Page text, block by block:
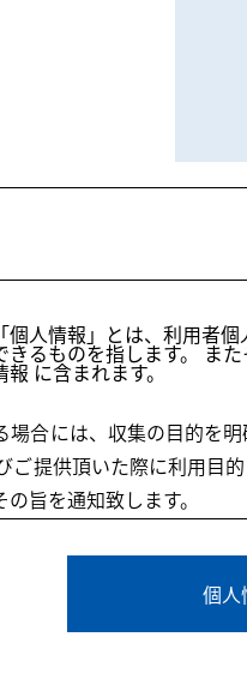
人情報」とは、利用者
るものを指します。 ま
に含まれます。
合には、収集の目的を
ご提供頂いた際に利用目
旨を通知致します。
個人